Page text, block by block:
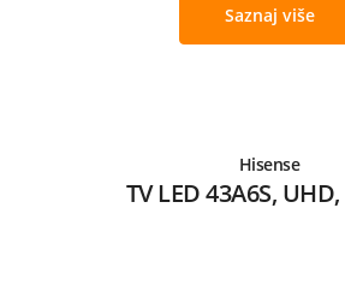
Saznaj više
Hisense
TV LED 43A6S,